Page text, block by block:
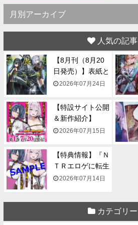
人気の記事
【8月刊（8月20
日発売）】表紙と
一...2026年07月24日
【特設サイト公開
＆新作紹介】
『NTR...
2026年07月15日
【特典情報】『Ｎ
ＴＲエロゲに転生
して...
2026年07月14日
カテゴリー